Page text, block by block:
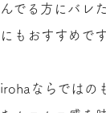
んでる方にバレ
にもおすすめです
irohaならではの